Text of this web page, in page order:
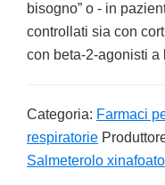
bisogno” o - in
controllati sia con
con beta-2-agonisti a
Categoria: Farmaci
respiratorie
Salmeterolo